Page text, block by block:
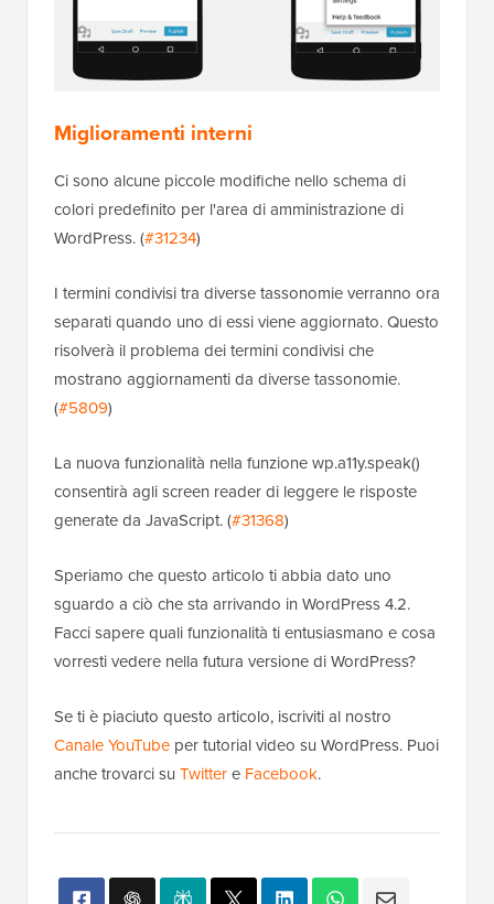
Miglioramenti interni
Ci sono alcune piccole modifiche nello schema di
colori predefinito per l'area di amministrazione di
WordPress. (#31234)
I termini condivisi tra diverse tassonomie verranno ora
separati quando uno di essi viene aggiornato. Questo
risolverà il problema dei termini condivisi che
mostrano aggiornamenti da diverse tassonomie.
(#5809)
La nuova funzionalità nella funzione wp.a11y.speak()
consentirà agli screen reader di leggere le risposte
generate da JavaScript. (#31368)
Speriamo che questo articolo ti abbia dato uno
sguardo a ciò che sta arrivando in WordPress 4.2.
Facci sapere quali funzionalità ti entusiasmano e cosa
vorresti vedere nella futura versione di WordPress?
Se ti è piaciuto questo articolo, iscriviti al nostro
Canale YouTube per tutorial video su WordPress. Puoi
anche trovarci su Twittere Facebook.